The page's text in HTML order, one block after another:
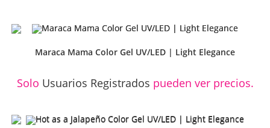
Maraca Mama Color Gel UV/LED | Light Elegance
Solo Usuarios Registrados pueden ver precios.